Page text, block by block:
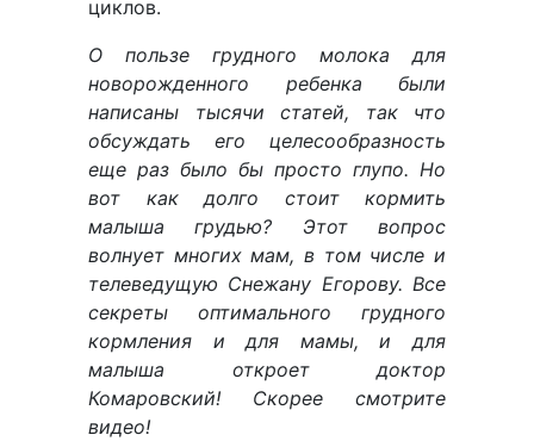
циклов.
О пользе грудного молока для
новорожденного ребенка были
написаны тысячи статей, так что
обсуждать его целесообразность
еще раз было бы просто глупо. Но
вот как долго стоит кормить
малыша грудью? Этот вопрос
волнует многих мам, в том числе и
телеведущую Снежану Егорову. Все
секреты оптимального грудного
кормления и для мамы, и для
малыша откроет доктор
Комаровский! Скорее смотрите
видео!